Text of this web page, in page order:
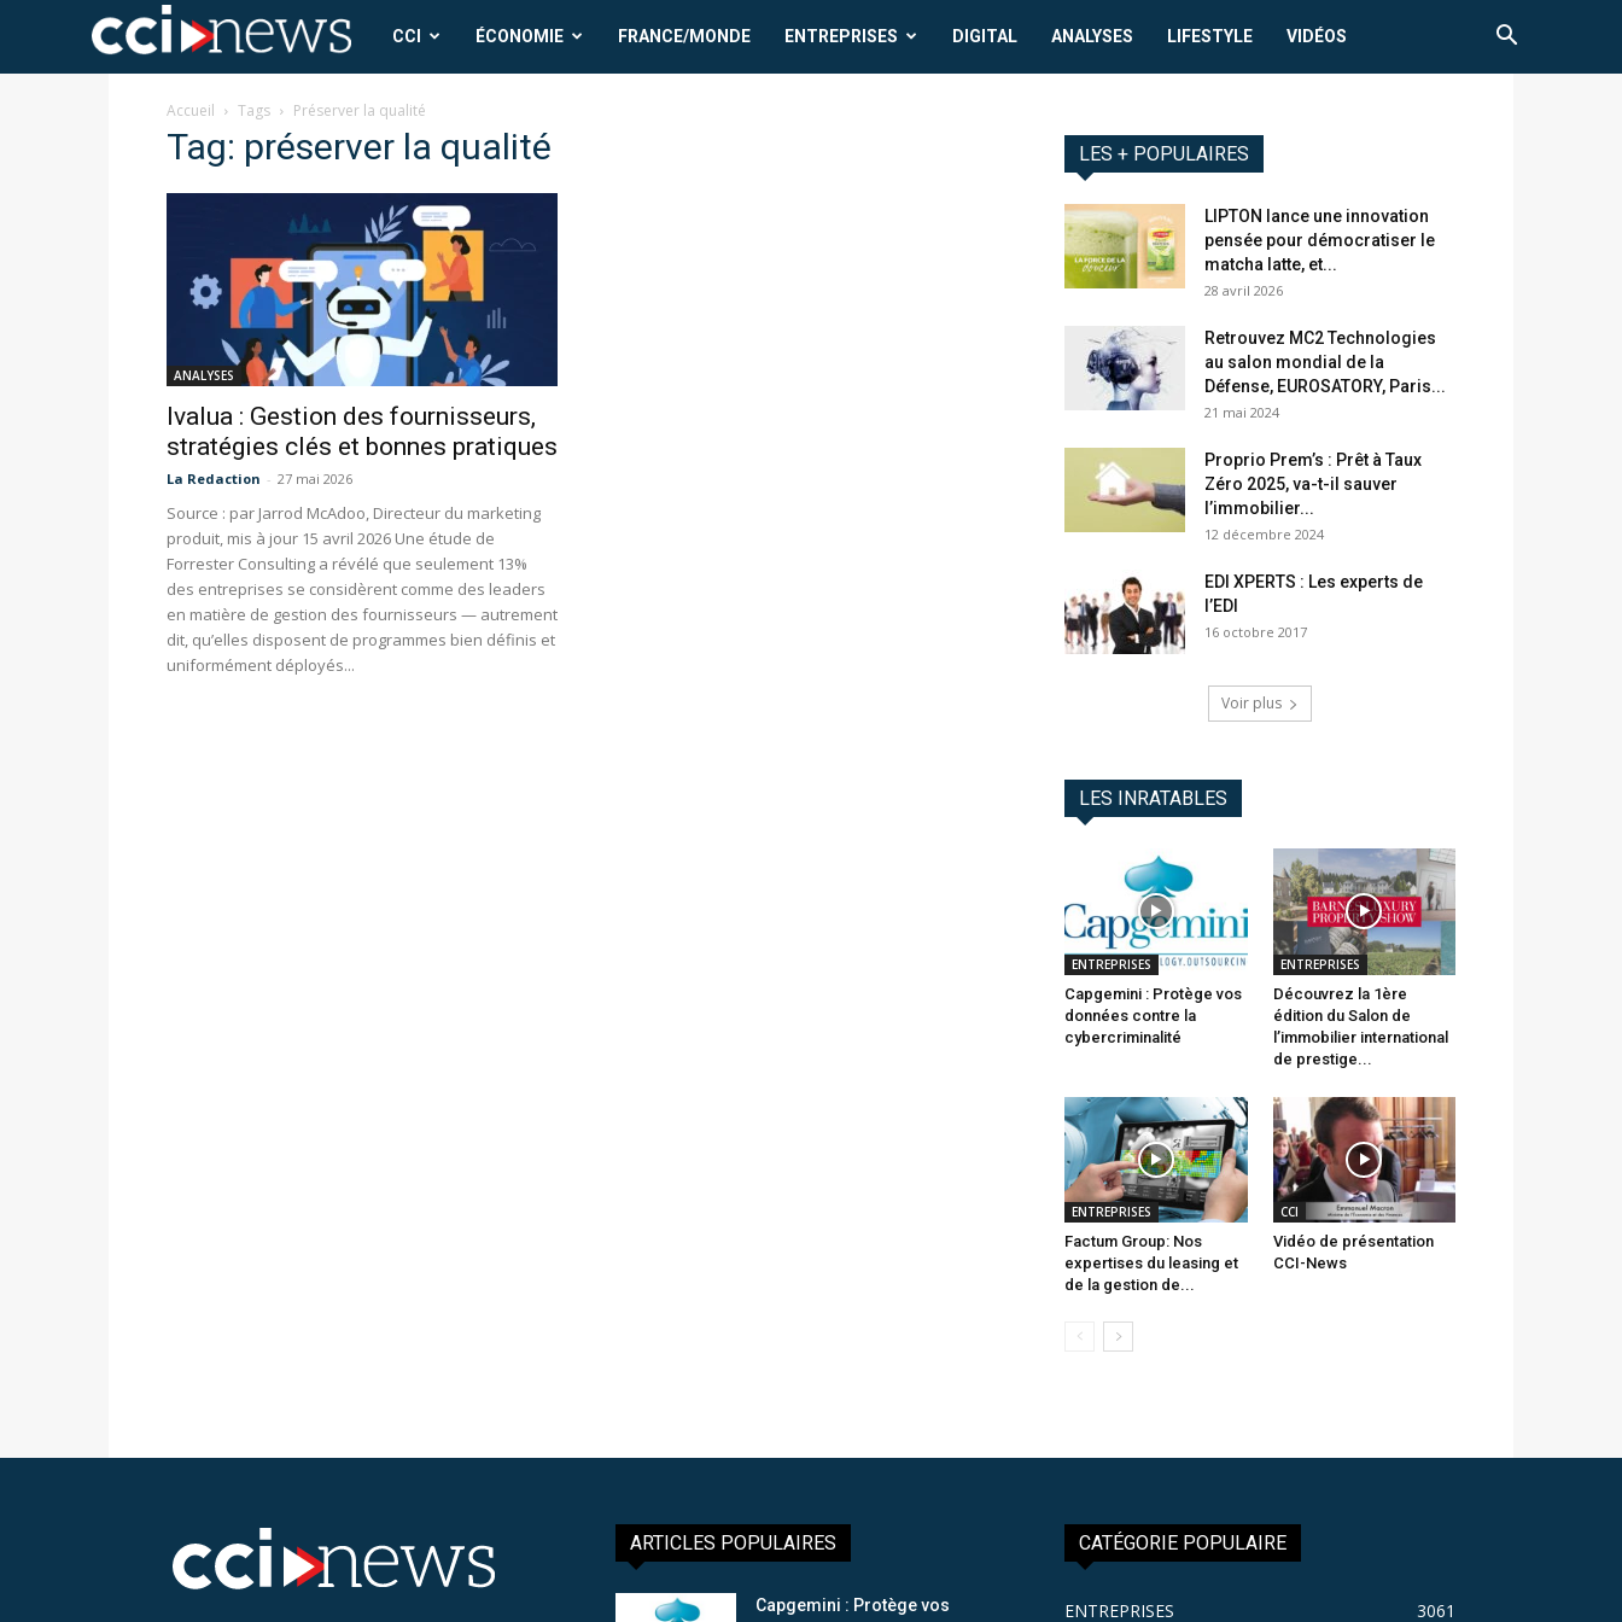
CCI
News
CCI ÉCONOMIE FRANCE/MONDE ENTREPRISES DIGITAL ANALYSES LIFESTYLE VIDÉOS
Accueil Tags Préserver la qualité
Tag: préserver la qualité
ANALYSES
Ivalua : Gestion des fournisseurs,
stratégies clés et bonnes pratiques
La Redaction - 27 mai 2026
Source : par Jarrod McAdoo, Directeur du marketing
produit, mis à jour 15 avril 2026 Une étude de
Forrester Consulting a révélé que seulement 13%
des entreprises se considèrent comme des leaders
en matière de gestion des fournisseurs — autrement
dit, qu’elles disposent de programmes bien définis et
uniformément déployés...
LES + POPULAIRES
LIPTON lance une innovation
pensée pour démocratiser le
matcha latte, et...
28 avril 2026
Retrouvez MC2 Technologies
au salon mondial de la
Défense, EUROSATORY, Paris...
21 mai 2024
Proprio Prem’s : Prêt à Taux
Zéro 2025, va-t-il sauver
l’immobilier...
12 décembre 2024
EDI XPERTS : Les experts de
l’EDI
16 octobre 2017
Voir plus
LES INRATABLES
ENTREPRISES
Capgemini : Protège vos
données contre la
cybercriminalité
ENTREPRISES
Découvrez la 1ère
édition du Salon de
l’immobilier international
de prestige...
ENTREPRISES
Factum Group: Nos
expertises du leasing et
de la gestion de...
CCI
Vidéo de présentation
CCI-News
ARTICLES POPULAIRES
Capgemini : Protège vos
CATÉGORIE POPULAIRE
ENTREPRISES 3061